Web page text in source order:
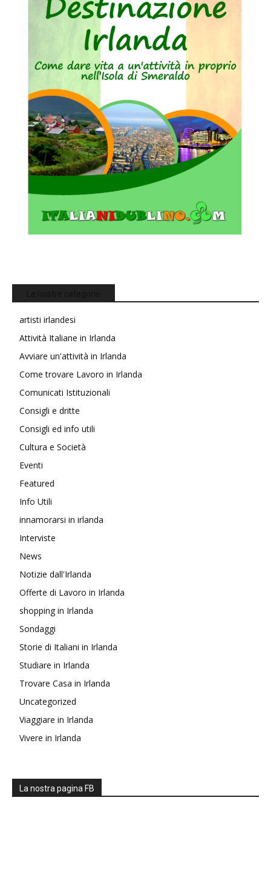
artisti irlandesi
Attività Italiane in Irlanda
Avviare un'attività in Irlanda
Come trovare Lavoro in Irlanda
Comunicati Istituzionali
Consigli e dritte
Consigli ed info utili
Cultura e Società
Eventi
Featured
Info Utili
innamorarsi in irlanda
Interviste
News
Notizie dall'Irlanda
Offerte di Lavoro in Irlanda
shopping in Irlanda
Sondaggi
Storie di Italiani in Irlanda
Studiare in Irlanda
Trovare Casa in Irlanda
Uncategorized
Viaggiare in Irlanda
Vivere in Irlanda
La nostra pagina FB